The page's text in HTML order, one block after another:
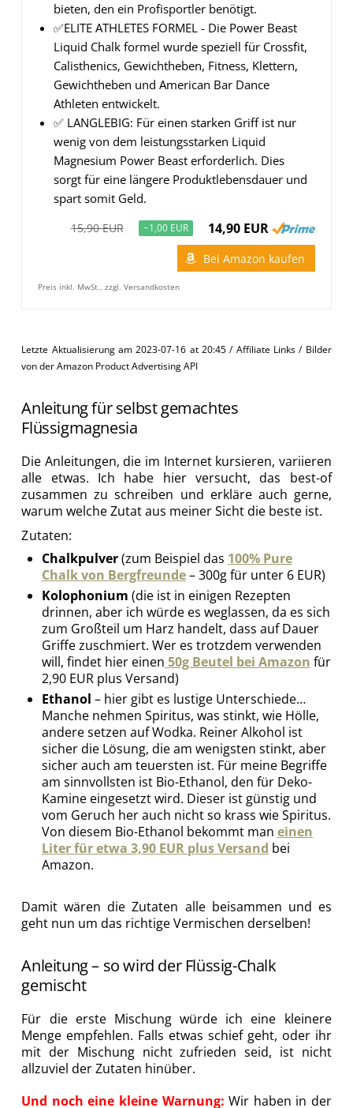
bieten, den ein Profisportler benötigt.
✅ELITE ATHLETES FORMEL - Die Power Beast
Liquid Chalk formel wurde speziell für Crossfit,
Calisthenics, Gewichtheben, Fitness, Klettern,
Gewichtheben und American Bar Dance
Athleten entwickelt.
✅ LANGLEBIG: Für einen starken Griff ist nur
wenig von dem leistungsstarken Liquid
Magnesium Power Beast erforderlich. Dies
sorgt für eine längere Produktlebensdauer und
spart somit Geld.
15,90 EUR −1,00 EUR 14,90 EUR
Bei Amazon kaufen
Preis inkl. MwSt., zzgl. Versandkosten
Letzte Aktualisierung am 2023-07-16 at 20:45 / Affiliate Links / Bilder
von der Amazon Product Advertising API
Anleitung für selbst gemachtes
Flüssigmagnesia
Die Anleitungen, die im Internet kursieren, variieren
alle etwas. Ich habe hier versucht, das best-of
zusammen zu schreiben und erkläre auch gerne,
warum welche Zutat aus meiner Sicht die beste ist.
Zutaten:
Chalkpulver(zum Beispiel das 100% Pure
Chalk von Bergfreunde– 300g für unter 6 EUR)
Kolophonium (die ist in einigen Rezepten
drinnen, aber ich würde es weglassen, da es sich
zum Großteil um Harz handelt, dass auf Dauer
Griffe zuschmiert. Wer es trotzdem verwenden
will, findet hier einen 50g Beutel bei Amazon für
2,90 EUR plus Versand)
Ethanol – hier gibt es lustige Unterschiede…
Manche nehmen Spiritus, was stinkt, wie Hölle,
andere setzen auf Wodka. Reiner Alkohol ist
sicher die Lösung, die am wenigsten stinkt, aber
sicher auch am teuersten ist. Für meine Begriffe
am sinnvollsten ist Bio-Ethanol, den für Deko-
Kamine eingesetzt wird. Dieser ist günstig und
vom Geruch her auch nicht so krass wie Spiritus.
Von diesem Bio-Ethanol bekommt man einen
Liter für etwa 3,90 EUR plus Versand bei
Amazon.
Damit wären die Zutaten alle beisammen und es
geht nun um das richtige Vermischen derselben!
Anleitung – so wird der Flüssig-Chalk
gemischt
Für die erste Mischung würde ich eine kleinere
Menge empfehlen. Falls etwas schief geht, oder ihr
mit der Mischung nicht zufrieden seid, ist nicht
allzuviel der Zutaten hinüber.
Und noch eine kleine Warnung: Wir haben in der